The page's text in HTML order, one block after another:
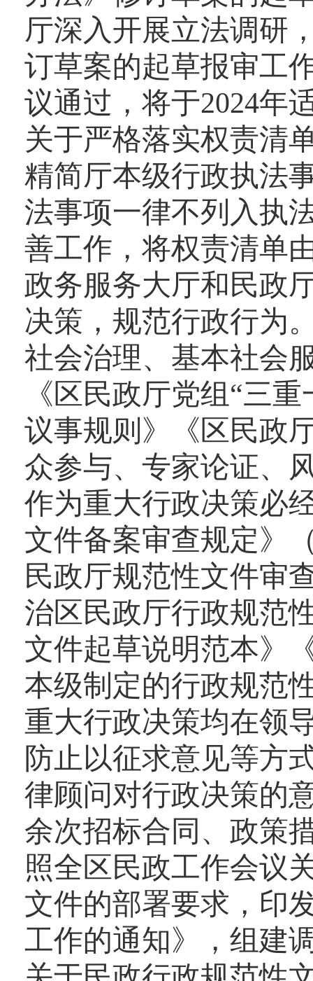
厅深入开展立法调研
订草案的起草报审工
议通过，将于2024年
关于严格落实权责清
精简厅本级行政执法
法事项一律不列入执
善工作，将权责清单
政务服务大厅和民政
决策，规范行政行为
社会治理、基本社会
《区民政厅党组“三
议事规则》《区民政
众参与、专家论证、
作为重大行政决策必
文件备案审查规定》
民政厅规范性文件审
治区民政厅行政规范
文件起草说明范本》
本级制定的行政规范
重大行政决策均在领
防止以征求意见等方
律顾问对行政决策的
余次招标合同、政策
照全区民政工作会议
文件的部署要求，印
工作的通知》，组建